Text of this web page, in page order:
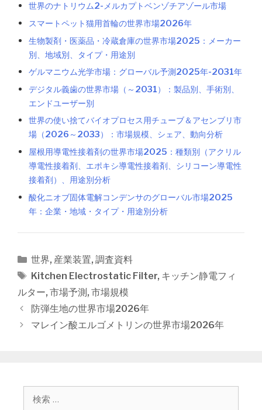
世界のナトリウム2-メルカプトベンゾチアゾール市場
スマートペット猫用首輪の世界市場2026年
生物製剤・医薬品・冷蔵倉庫の世界市場2025：メーカー
別、地域別、タイプ・用途別
ゲルマニウム光学市場：グローバル予測2025年-2031年
デジタル義歯の世界市場（～2031）：製品別、手術別、
エンドユーザー別
世界の使い捨てバイオプロセス用チューブ＆アセンブリ市
場（2026～2033）：市場規模、シェア、動向分析
屋根用導電性接着剤の世界市場2025：種類別（アクリル
導電性接着剤、エポキシ導電性接着剤、シリコーン導電性
接着剤）、用途別分析
酸化ニオブ固体電解コンデンサのグローバル市場2025
年：企業・地域・タイプ・用途別分析
カ
テ
ゴ
ー
世界, 産業装置, 調査資料
タ
グ
Kitchen Electrostatic Filter, キッチン静電フィ
ルター, 市場予測 , 市場規模
投
稿
防弾生地の世界市場2026年
マレイン酸エルゴメトリンの世界市場2026年